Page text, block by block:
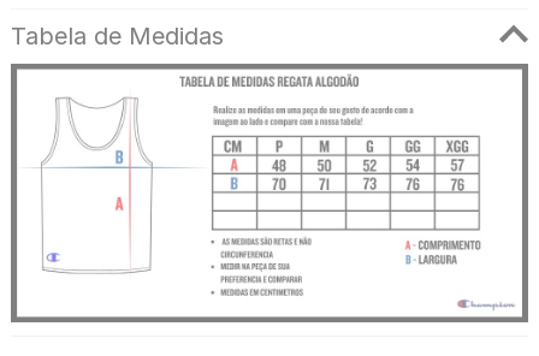
Tabela de Medidas